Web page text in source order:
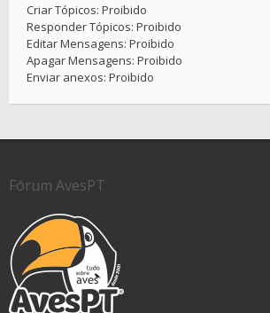
Criar Tópicos: Proibido
Responder Tópicos: Proibido
Editar Mensagens: Proibido
Apagar Mensagens: Proibido
Enviar anexos: Proibido
Fórum AvesPT